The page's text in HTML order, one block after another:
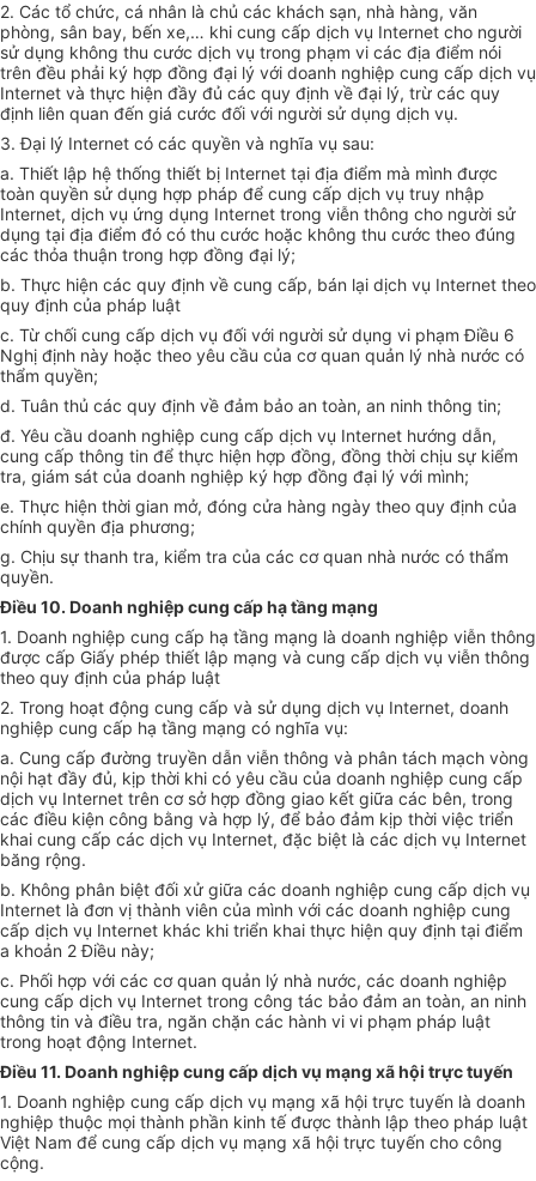
2. Các tổ chức, cá nhân là chủ các khách sạn, nhà hàng, văn
phòng, sân bay, bến xe,… khi cung cấp dịch vụ Internet cho người
sử dụng không thu cước dịch vụ trong phạm vi các địa điểm nói
trên đều phải ký hợp đồng đại lý với doanh nghiệp cung cấp dịch vụ
Internet và thực hiện đầy đủ các quy định về đại lý, trừ các quy
định liên quan đến giá cước đối với người sử dụng dịch vụ.
3. Đại lý Internet có các quyền và nghĩa vụ sau:
a. Thiết lập hệ thống thiết bị Internet tại địa điểm mà mình được
toàn quyền sử dụng hợp pháp để cung cấp dịch vụ truy nhập
Internet, dịch vụ ứng dụng Internet trong viễn thông cho người sử
dụng tại địa điểm đó có thu cước hoặc không thu cước theo đúng
các thỏa thuận trong hợp đồng đại lý;
b. Thực hiện các quy định về cung cấp, bán lại dịch vụ Internet theo
quy định của pháp luật
c. Từ chối cung cấp dịch vụ đối với người sử dụng vi phạm Điều 6
Nghị định này hoặc theo yêu cầu của cơ quan quản lý nhà nước có
thẩm quyền;
d. Tuân thủ các quy định về đảm bảo an toàn, an ninh thông tin;
đ. Yêu cầu doanh nghiệp cung cấp dịch vụ Internet hướng dẫn,
cung cấp thông tin để thực hiện hợp đồng, đồng thời chịu sự kiểm
tra, giám sát của doanh nghiệp ký hợp đồng đại lý với mình;
e. Thực hiện thời gian mở, đóng cửa hàng ngày theo quy định của
chính quyền địa phương;
g. Chịu sự thanh tra, kiểm tra của các cơ quan nhà nước có thẩm
quyền.
Điều 10. Doanh nghiệp cung cấp hạ tầng mạng
1. Doanh nghiệp cung cấp hạ tầng mạng là doanh nghiệp viễn thông
được cấp Giấy phép thiết lập mạng và cung cấp dịch vụ viễn thông
theo quy định của pháp luật
2. Trong hoạt động cung cấp và sử dụng dịch vụ Internet, doanh
nghiệp cung cấp hạ tầng mạng có nghĩa vụ:
a. Cung cấp đường truyền dẫn viễn thông và phân tách mạch vòng
nội hạt đầy đủ, kịp thời khi có yêu cầu của doanh nghiệp cung cấp
dịch vụ Internet trên cơ sở hợp đồng giao kết giữa các bên, trong
các điều kiện công bằng và hợp lý, để bảo đảm kịp thời việc triển
khai cung cấp các dịch vụ Internet, đặc biệt là các dịch vụ Internet
băng rộng.
b. Không phân biệt đối xử giữa các doanh nghiệp cung cấp dịch vụ
Internet là đơn vị thành viên của mình với các doanh nghiệp cung
cấp dịch vụ Internet khác khi triển khai thực hiện quy định tại điểm
a khoản 2 Điều này;
c. Phối hợp với các cơ quan quản lý nhà nước, các doanh nghiệp
cung cấp dịch vụ Internet trong công tác bảo đảm an toàn, an ninh
thông tin và điều tra, ngăn chặn các hành vi vi phạm pháp luật
trong hoạt động Internet.
Điều 11. Doanh nghiệp cung cấp dịch vụ mạng xã hội trực tuyến
1. Doanh nghiệp cung cấp dịch vụ mạng xã hội trực tuyến là doanh
nghiệp thuộc mọi thành phần kinh tế được thành lập theo pháp luật
Việt Nam để cung cấp dịch vụ mạng xã hội trực tuyến cho công
cộng.